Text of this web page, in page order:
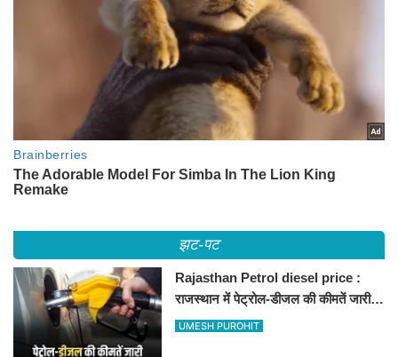
झट-पट
Rajasthan Petrol diesel price :
राजस्थान में पेट्रोल-डीजल की कीमतें जारी,
जानिए बीकानेर समेत पुरे प्रदेश में नए रेट
UMESH PUROHIT